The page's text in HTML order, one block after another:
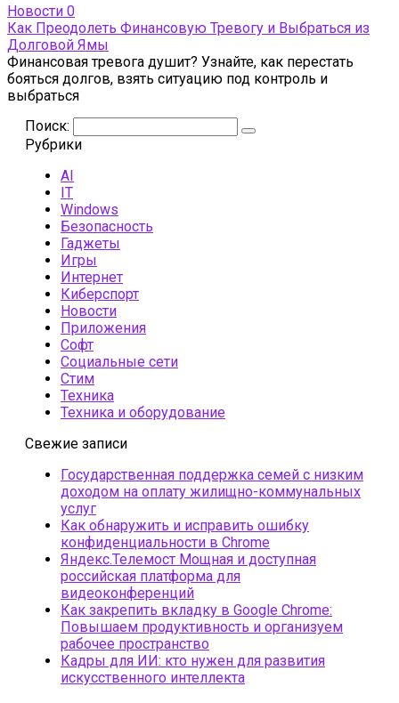
Новости 0
Как Преодолеть Финансовую Тревогу и Выбраться из
Долговой Ямы
Финансовая тревога душит? Узнайте, как перестать
бояться долгов, взять ситуацию под контроль и
выбраться
Поиск:
Рубрики
AI
IT
Windows
Безопасность
Гаджеты
Игры
Интернет
Киберспорт
Новости
Приложения
Софт
Социальные сети
Стим
Техника
Техника и оборудование
Свежие записи
Государственная поддержка семей с низким
доходом на оплату жилищно-коммунальных
услуг
Как обнаружить и исправить ошибку
конфиденциальности в Chrome
Яндекс.Телемост Мощная и доступная
российская платформа для
видеоконференций
Как закрепить вкладку в Google Chrome:
Повышаем продуктивность и организуем
рабочее пространство
Кадры для ИИ: кто нужен для развития
искусственного интеллекта